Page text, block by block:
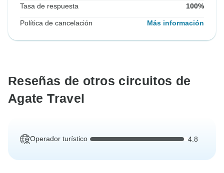
Tasa de respuesta 100%
Política de cancelación Más información
Reseñas de otros circuitos de
Agate Travel
Operador turístico 4.8